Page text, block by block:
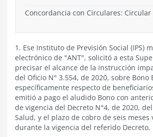
Concordancia con Circulares: Circular
1. Ese Instituto de Previsión Social (IPS)
electrónico de "ANT", solicitó a esta
precisar el alcance de la instrucción
del Oficio N° 3.554, de 2020, sobre Bono
específicamente respecto de
emitió a pago el aludido Bono con
de vigencia del Decreto N°4, de 2020,
Salud, y el plazo de cobro de seis meses
durante la vigencia del referido Decreto.